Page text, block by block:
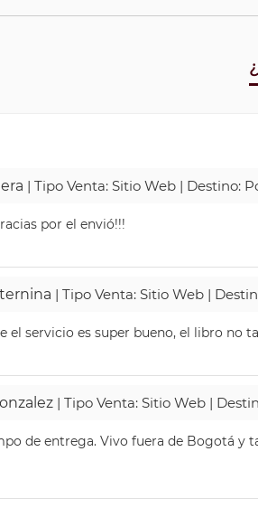
| Tipo Venta: Sitio Web | Destino:
por el envió!!!
| Tipo Venta: Sitio Web |
el servicio es super bueno, el libro no
| Tipo Venta: Sitio Web |
de entrega. Vivo fuera de Bogotá y